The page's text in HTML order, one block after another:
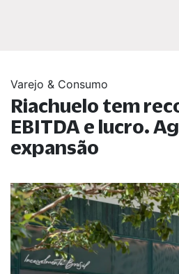
Varejo & Consumo
Riachuelo tem
EBITDA e lucro.
expansão